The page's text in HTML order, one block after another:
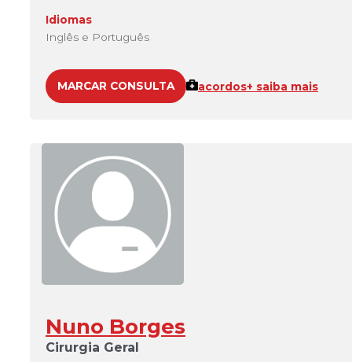
Idiomas
Inglês e Português
MARCAR CONSULTA acordos+ saiba mais
Nuno Borges
Cirurgia Geral